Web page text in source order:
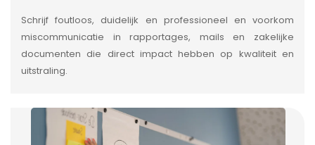
Schrijf foutloos, duidelijk en professioneel en voorkom
miscommunicatie in rapportages, mails en zakelijke
documenten die direct impact hebben op kwaliteit en
uitstraling.